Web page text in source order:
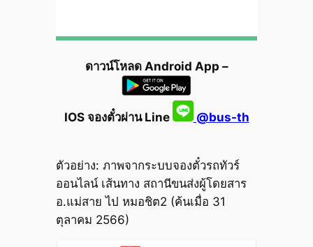
ดาวน์โหลด Android App –
IOS จองตั๋วผ่าน Line @bus-th
ตัวอย่าง: ภาพจากระบบจองตั๋วรถทัวร์
ออนไลน์ เส้นทาง สถานีขนส่งผู้โดยสาร
อ.แม่สาย ไป หมอชิต2 (ค้นเมื่อ 31
ตุลาคม 2566)